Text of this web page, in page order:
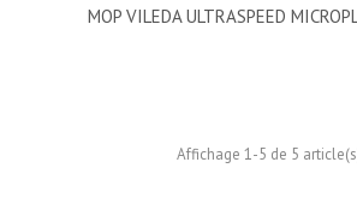
MOP VILEDA ULTRASPEED
Affichage 1-5 de 5